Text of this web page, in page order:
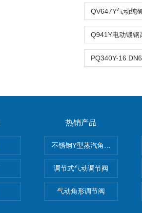
热销产品
不锈钢Y型蒸汽角座阀
调节式气动调节阀
气动角形调节阀